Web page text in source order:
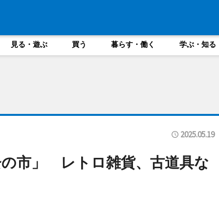
見る・遊ぶ 買う 暮らす・働く 学ぶ・知る
2025.05.19
市」 レトロ雑貨、古道具な